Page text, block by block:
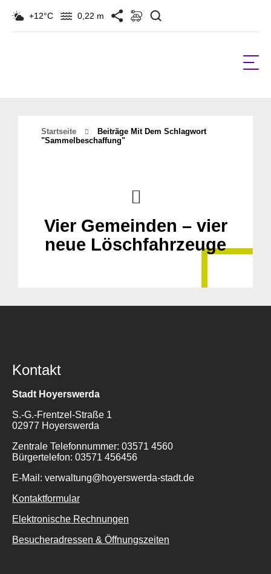
+12°C 0,22 m
Startseite
Beiträge Mit Dem Schlagwort
"sammelbeschaffung"
Vier Gemeinden – vier
neue Löschfahrzeuge
Kontakt
Stadt Hoyerswerda
S.-G.-Frentzel-Straße 1
02977 Hoyerswerda
Zentrale Telefonnummer: 03571 4560
Bürgertelefon: 03571 456456
E-Mail: verwaltung@hoyerswerda-stadt.de
Kontaktformular
Elektronische Rechnungen
Besucheradressen & Öffnungszeiten